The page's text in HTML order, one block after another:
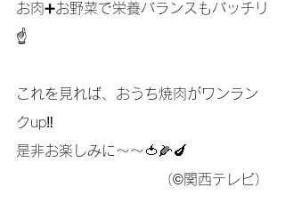
お肉➕お野菜で栄養バランスもバッチリ
☝️
これを見れば、おうち焼肉がワンラン
クup‼️
是非お楽しみに〜〜🍅🌽🍆
（©️関西テレビ）